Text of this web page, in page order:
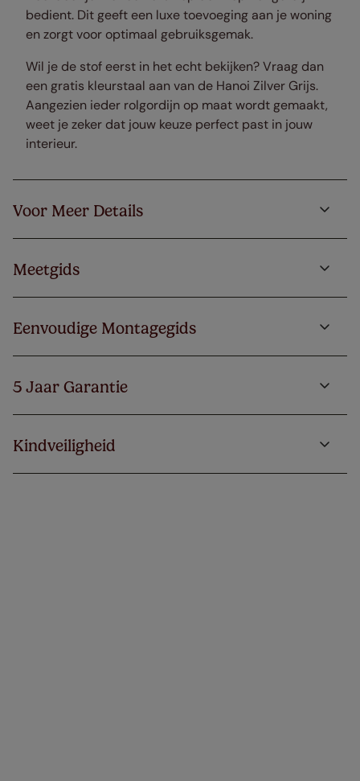
bedient. Dit geeft een luxe toevoeging aan je woning
en zorgt voor optimaal gebruiksgemak.
Wil je de stof eerst in het echt bekijken? Vraag dan
een gratis kleurstaal aan van de Hanoi Zilver Grijs.
Aangezien ieder rolgordijn op maat wordt gemaakt,
weet je zeker dat jouw keuze perfect past in jouw
interieur.
Voor Meer Details
Meetgids
Eenvoudige Montagegids
5 Jaar Garantie
Kindveiligheid